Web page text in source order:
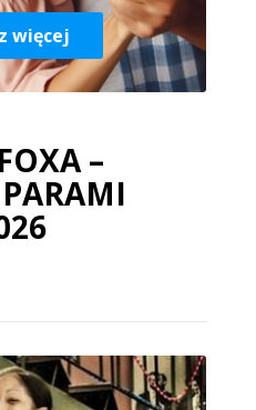
więcej
–